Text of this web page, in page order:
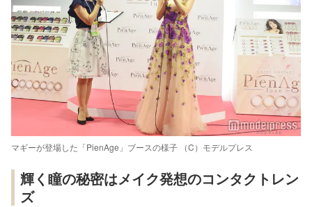
マギーが登場した「PienAge」ブースの様子 （C）モデルプレス
輝く瞳の秘密はメイク発想のコンタクトレン
ズ